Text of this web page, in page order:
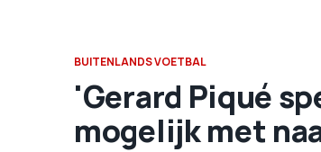
BUITENLANDS VOETBAL
'Gerard Piqué
mogelijk met